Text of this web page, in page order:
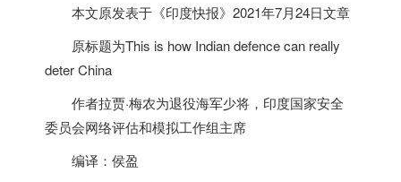
本文原发表于《印度快报》2021年7月24日文章
原标题为This is how Indian defence can really
deter China
作者拉贾·梅农为退役海军少将， 印度国家安全
委员会网络评估和模拟工作组主席
编译：侯盈